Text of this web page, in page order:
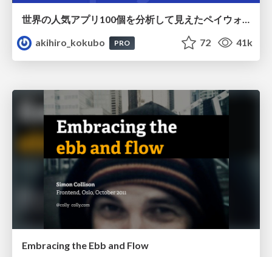
世界の人気アプリ100個を分析して見えたペイウォール設計の心得
akihiro_kokubo
PRO 72 41k
Embracing the Ebb and Flow